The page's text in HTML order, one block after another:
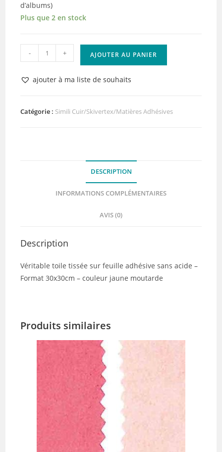
d’albums)
Plus que 2 en stock
quantité
de
Toile
Tissée
Moutarde
- + AJOUTER AU PANIER
ajouter à ma liste de souhaits
Catégorie : Simili Cuir/Skivertex/Matières Adhésives
DESCRIPTION
INFORMATIONS COMPLÉMENTAIRES
AVIS (0)
Description
Véritable toile tissée sur feuille adhésive sans acide –
Format 30x30cm – couleur jaune moutarde
Produits similaires